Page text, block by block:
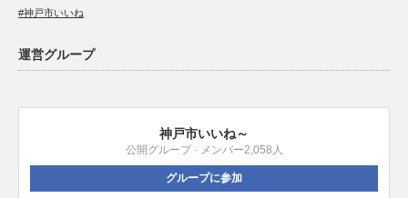
#神戸市いいね
運営グループ
神戸市いいね～
公開グループ · メンバー2,058人
グループに参加